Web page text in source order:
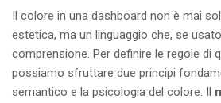
Il colore in una dashboard non è mai
estetica, ma un linguaggio che, se
comprensione. Per definire le regole di
possiamo sfruttare due principi
semantico e la psicologia del colore. Il